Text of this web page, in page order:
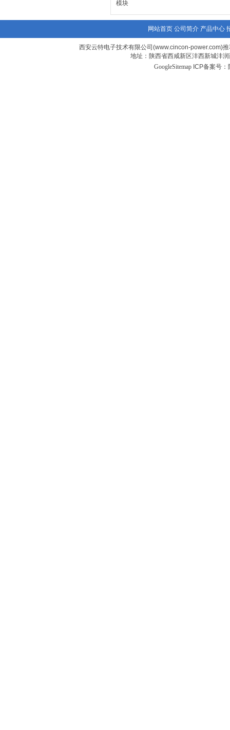
模块
网站首页 公司简介 产品中心
西安云特电子技术有限公司(www.cincon-power.com)
地址：陕西省西咸新区沣西新城沣
GoogleSitemap ICP备案号：